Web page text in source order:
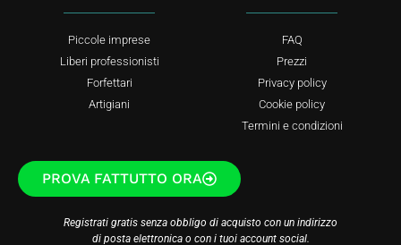
Piccole imprese
Liberi professionisti
Forfettari
Artigiani
FAQ
Prezzi
Privacy policy
Cookie policy
Termini e condizioni
PROVA FATTUTTO ORA
Registrati gratis senza obbligo di acquisto con un indirizzo
di posta elettronica o con i tuoi account social.